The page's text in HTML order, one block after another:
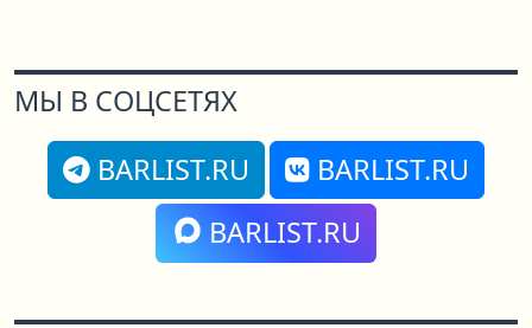
МЫ В СОЦСЕТЯХ
BARLIST.RU
BARLIST.RU
BARLIST.RU